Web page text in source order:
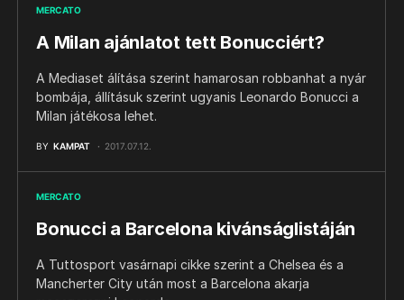
MERCATO
A Milan ajánlatot tett Bonucciért?
A Mediaset álítása szerint hamarosan robbanhat a nyár
bombája, állításuk szerint ugyanis Leonardo Bonucci a
Milan játékosa lehet.
BY KAMPAT 2017.07.12.
MERCATO
Bonucci a Barcelona kivánságlistáján
A Tuttosport vasárnapi cikke szerint a Chelsea és a
Mancherter City után most a Barcelona akarja